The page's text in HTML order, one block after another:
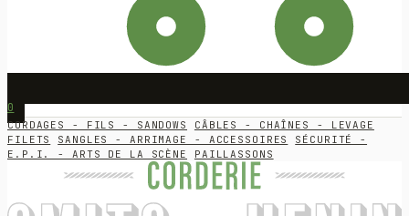
0
CORDAGES - FILS - SANDOWS
CÂBLES - CHAÎNES - LEVAGE
FILETS
SANGLES - ARRIMAGE - ACCESSOIRES
SÉCURITÉ -
E.P.I. - ARTS DE LA SCÈNE
PAILLASSONS